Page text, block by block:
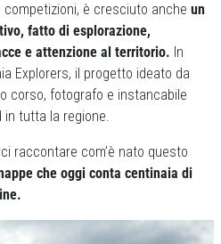
è cresciuto anche un
fatto di esplorazione,
e attenzione al territorio. In
Explorers, il progetto ideato da
corso, fotografo e instancabile
tutta la regione.
raccontare com’è nato questo
che oggi conta centinaia di